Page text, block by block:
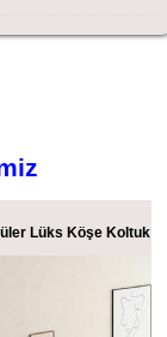
Köşe Koltuk